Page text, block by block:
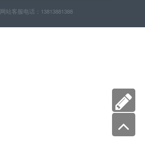
网站客服电话：13813881388